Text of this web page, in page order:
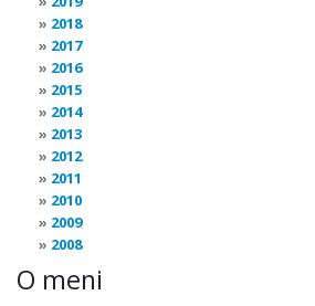
2018
2017
2016
2015
2014
2013
2012
2011
2010
2009
2008
O meni